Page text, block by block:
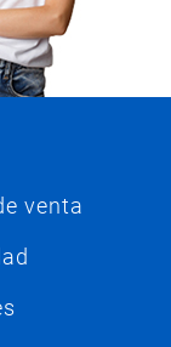
venta